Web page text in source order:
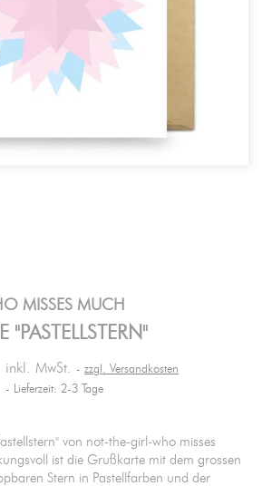
MISSES MUCH
"PASTELLSTERN"
inkl. MwSt.
zzgl. Versandkosten
Lieferzeit: 2-3 Tage
von not-the-girl-who misses
ist die Grußkarte mit dem grossen
Stern in Pastellfarben und der